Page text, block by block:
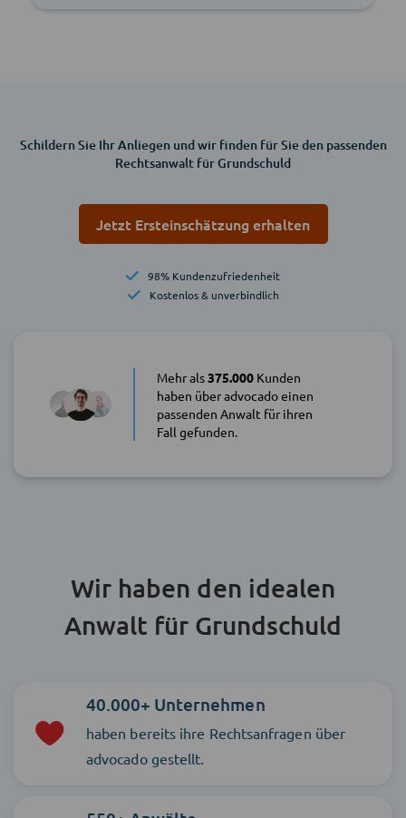
Schildern Sie Ihr Anliegen und wir finden für Sie den passenden
Rechtsanwalt für Grundschuld
Jetzt Ersteinschätzung erhalten
98% Kundenzufriedenheit
Kostenlos & unverbindlich
Mehr als375.000Kunden
haben über advocado einen
passenden Anwalt für ihren
Fall gefunden.
Wir haben den idealen
Anwalt für Grundschuld
40.000+ Unternehmen
haben bereits ihre Rechtsanfragen über
advocado gestellt.